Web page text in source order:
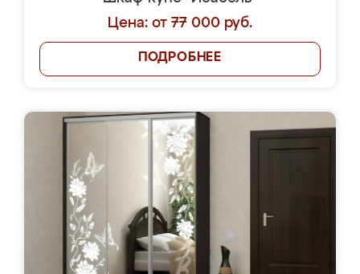
Цена: от 77 000 руб.
ПОДРОБНЕЕ